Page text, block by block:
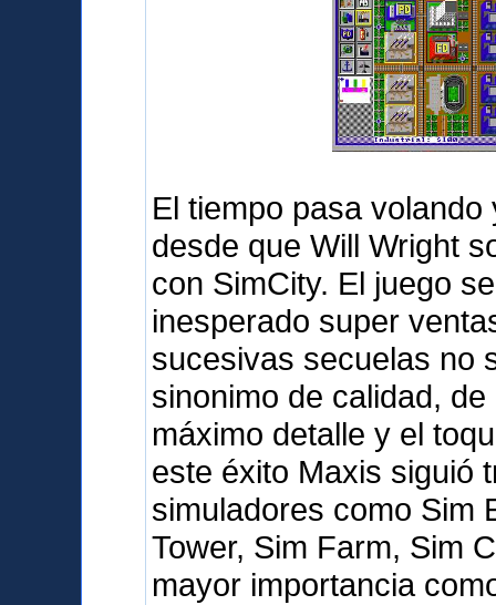
El tiempo pasa
desde que Will Wright
con SimCity. El juego
inesperado super
sucesivas secuelas no
sinonimo de calidad,
máximo detalle y el
este éxito Maxis siguió
simuladores como Sim
Tower, Sim Farm, Sim
mayor importancia